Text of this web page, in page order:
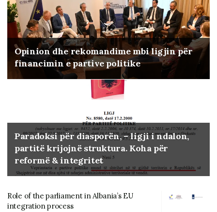
Opinion dhe rekomandime mbi ligjin për
financimin e partive politike
Paradoksi për diasporën, – ligji i ndalon,
partitë krijojnë struktura. Koha për
reformë & integritet
Role of the parliament in Albania’s EU
integration process